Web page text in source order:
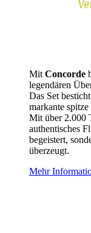
Mit Concorde
legendären
Das Set
markante
Mit über 2.000
authentisches
begeistert,
überzeugt.
Mehr